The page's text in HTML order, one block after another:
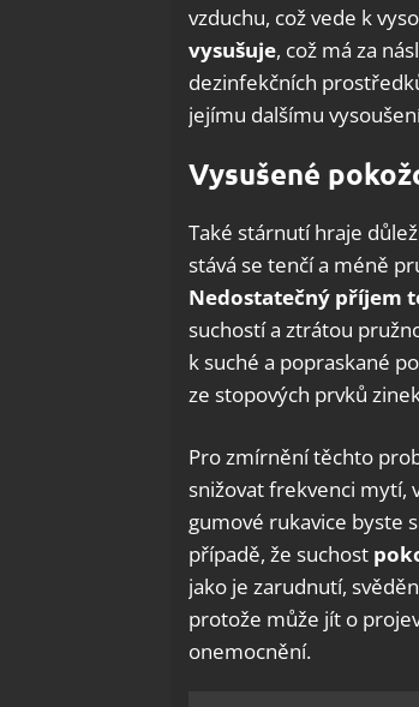
vzduchu, což vede k
vysušuje, což má za
dezinfekčních
jejímu dalšímu
Vysušené
Také stárnutí hraje
stává se tenčí a méně
Nedostatečný příjem
suchostí a ztrátou
k suché a popraskané
ze stopových prvků
Pro zmírnění těchto
snižovat frekvenci mytí,
gumové rukavice byste
případě, že suchost
jako je zarudnutí,
protože může jít o
onemocnění.